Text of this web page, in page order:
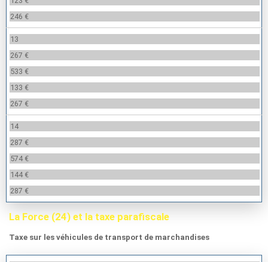
246 €
13
267 €
533 €
133 €
267 €
14
287 €
574 €
144 €
287 €
La Force (24) et la taxe parafiscale
Taxe sur les véhicules de transport de marchandises